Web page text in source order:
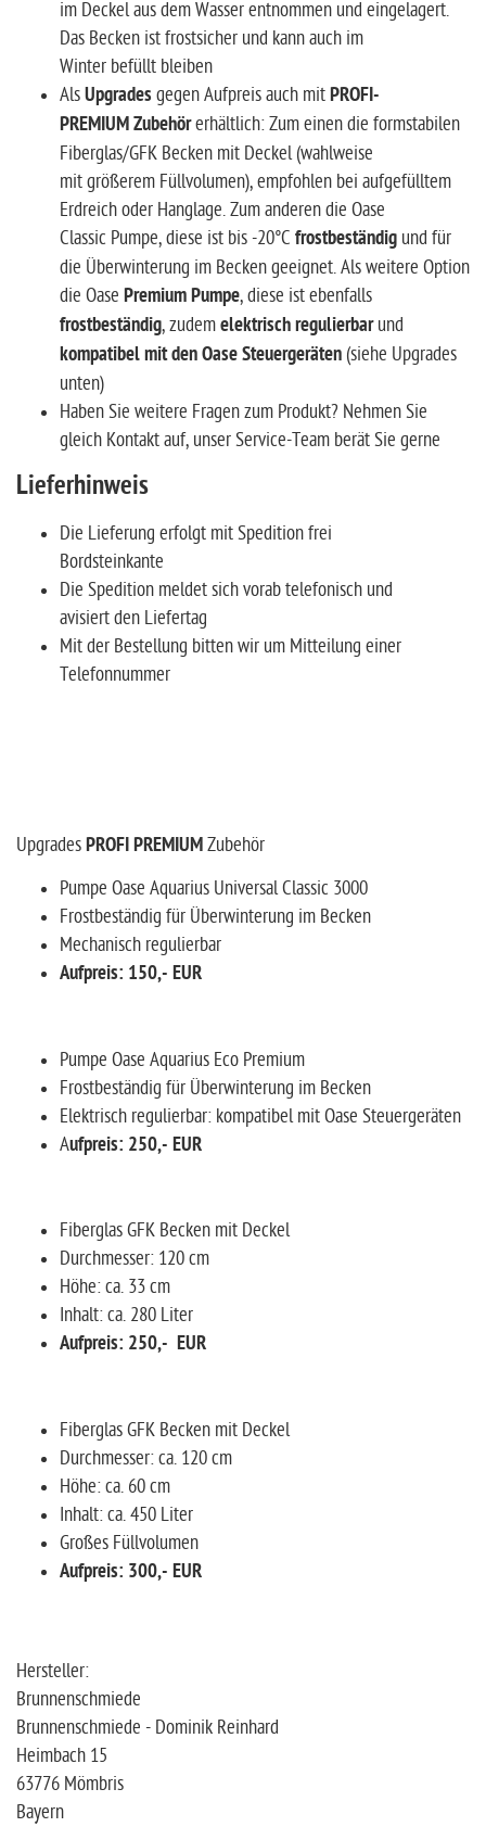
im Deckel aus dem Wasser entnommen und eingelagert.
Das Becken ist frostsicher und kann auch im
Winter befüllt bleiben
AlsUpgrades gegen Aufpreis auch mitPROFI-
PREMIUM Zubehörerhältlich: Zum einen die formstabilen
Fiberglas/GFK Becken mit Deckel (wahlweise
mit größerem Füllvolumen), empfohlen bei aufgefülltem
Erdreich oder Hanglage. Zum anderen die Oase
Classic Pumpe, diese ist bis -20°C frostbeständig und für
die Überwinterung im Becken geeignet. Als weitere Option
die Oase Premium Pumpe, diese ist ebenfalls
frostbeständig, zudemelektrisch regulierbarund
kompatibel mit den Oase Steuergeräten (siehe Upgrades
unten)
Haben Sie weitere Fragen zum Produkt? Nehmen Sie
gleich Kontakt auf, unser Service-Team berät Sie gerne
Lieferhinweis
Die Lieferung erfolgt mit Spedition frei
Bordsteinkante
Die Spedition meldet sich vorab telefonisch und
avisiert den Liefertag
Mit der Bestellung bitten wir um Mitteilung einer
Telefonnummer
UpgradesPROFI PREMIUMZubehör
Pumpe Oase Aquarius Universal Classic 3000
Frostbeständig für Überwinterung im Becken
Mechanisch regulierbar
Aufpreis: 150,- EUR
Pumpe Oase Aquarius Eco Premium
Frostbeständig für Überwinterung im Becken
Elektrisch regulierbar: kompatibel mit Oase Steuergeräten
Aufpreis: 250,- EUR
Fiberglas GFK Becken mit Deckel
Durchmesser: 120 cm
Höhe: ca. 33 cm
Inhalt: ca. 280 Liter
Aufpreis: 250,- EUR
Fiberglas GFK Becken mit Deckel
Durchmesser: ca. 120 cm
Höhe: ca. 60 cm
Inhalt: ca. 450 Liter
Großes Füllvolumen
Aufpreis: 300,- EUR
Hersteller:
Brunnenschmiede
Brunnenschmiede - Dominik Reinhard
Heimbach 15
63776 Mömbris
Bayern